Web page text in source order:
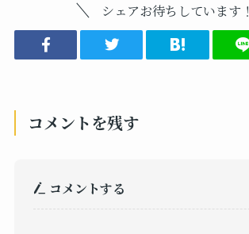
シェアお待ちしています！
コメントを残す
コメントする